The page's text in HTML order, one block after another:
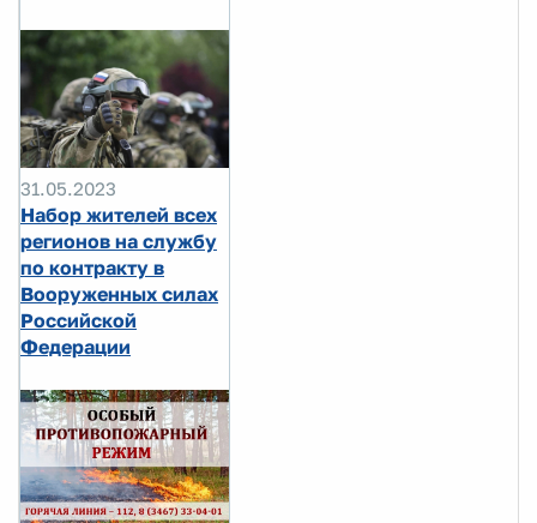
31.05.2023
Набор жителей всех
регионов на службу
по контракту в
Вооруженных силах
Российской
Федерации